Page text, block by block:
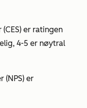
(CES) er ratingen
, 4-5 er nøytral
(NPS) er